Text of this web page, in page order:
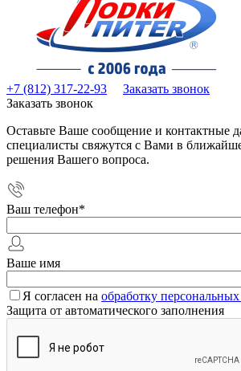
+7 (812) 317-22-93
Заказать звонок
Заказать звонок
Оставьте Ваше сообщение и контактные
специалисты свяжутся с Вами в
решения Вашего вопроса.
Ваш телефон*
Ваше имя
Я согласен на обработку
Защита от автоматического заполнения